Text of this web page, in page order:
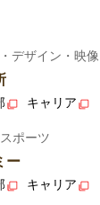
デザイン・映像
キャリア
ポーツ
ー
キャリア